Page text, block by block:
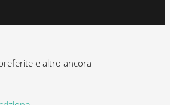
e altro ancora